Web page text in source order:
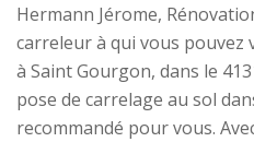
Hermann Jérome,
carreleur à qui vous pouvez
à Saint Gourgon, dans le
pose de carrelage au sol
recommandé pour vous.